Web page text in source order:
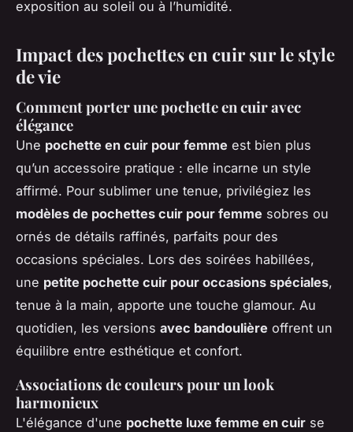
exposition au soleil ou à l’humidité.
Impact des pochettes en cuir sur le style
de vie
Comment porter une pochette en cuir avec
élégance
Une pochette en cuir pour femme est bien plus
qu’un accessoire pratique : elle incarne un style
affirmé. Pour sublimer une tenue, privilégiez les
modèles de pochettes cuir pour femme sobres ou
ornés de détails raffinés, parfaits pour des
occasions spéciales. Lors des soirées habillées,
une petite pochette cuir pour occasions spéciales,
tenue à la main, apporte une touche glamour. Au
quotidien, les versions avec bandoulière offrent un
équilibre entre esthétique et confort.
Associations de couleurs pour un look
harmonieux
L'élégance d'une pochette luxe femme en cuir se